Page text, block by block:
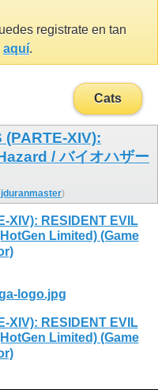
registrate en tan
aquí.
Cats
XIV):
/ バイオハザー
jduranmaster)
XIV): RESIDENT EVIL
Limited) (Game
logo.jpg
XIV): RESIDENT EVIL
Limited) (Game